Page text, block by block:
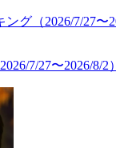
7/27〜2026/8/2）